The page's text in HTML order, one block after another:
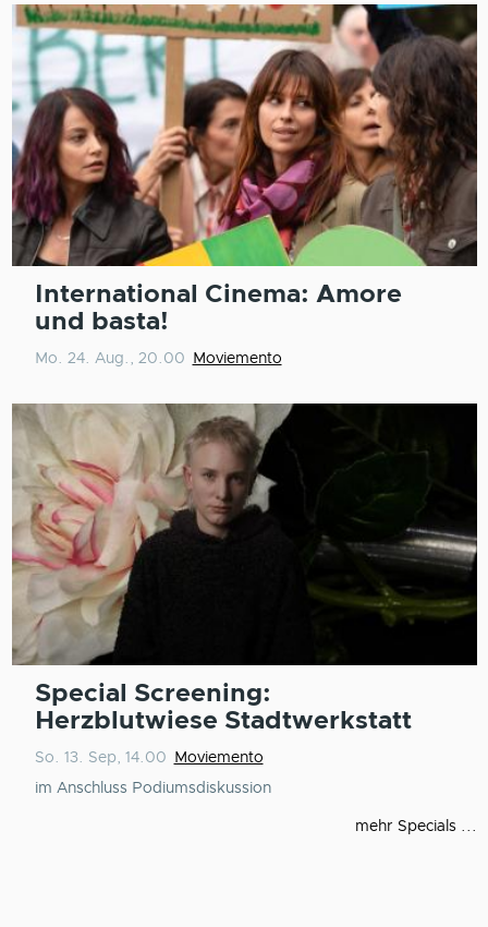
International Cinema: Amore
und basta!
Mo. 24. Aug., 20.00 Moviemento
Special Screening:
Herzblutwiese Stadtwerkstatt
So. 13. Sep, 14.00
Moviemento
im Anschluss Podiumsdiskussion
mehr Specials ...